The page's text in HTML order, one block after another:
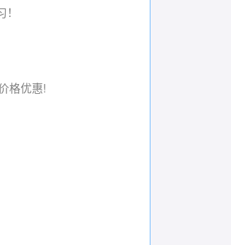
格优惠!